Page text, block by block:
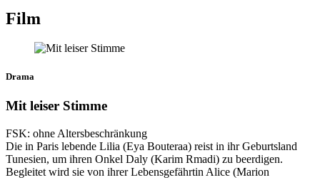
Film
Drama
Mit leiser Stimme
FSK: ohne Altersbeschränkung
Die in Paris lebende Lilia (Eya Bouteraa) reist in ihr Geburtsland
Tunesien, um ihren Onkel Daly (Karim Rmadi) zu beerdigen.
Begleitet wird sie von ihrer Lebensgefährtin Alice (Marion